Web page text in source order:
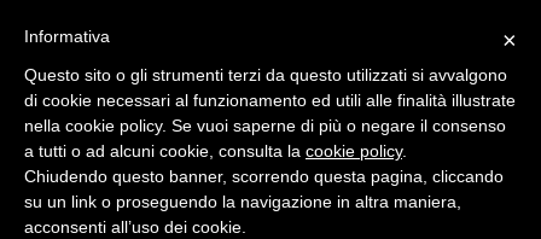
Accedi
Home News Internazionali
×
Informativa
Questo sito o gli strumenti terzi da questo utilizzati si avvalgono
di cookie necessari al funzionamento ed utili alle finalità illustrate
nella cookie policy. Se vuoi saperne di più o negare il consenso
a tutti o ad alcuni cookie, consulta la cookie policy.
Chiudendo questo banner, scorrendo questa pagina, cliccando
su un link o proseguendo la navigazione in altra maniera,
acconsenti all’uso dei cookie.